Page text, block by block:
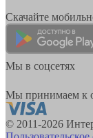
Скачайте
Мы в соцсетях
Мы принимаем к
© 2011-2026